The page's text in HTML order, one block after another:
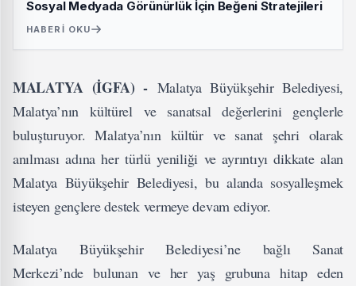
Sosyal Medyada Görünürlük İçin Beğeni Stratejileri
HABERI OKU
MALATYA (İGFA) - Malatya Büyükşehir Belediyesi,
Malatya’nın kültürel ve sanatsal değerlerini gençlerle
buluşturuyor. Malatya’nın kültür ve sanat şehri olarak
anılması adına her türlü yeniliği ve ayrıntıyı dikkate alan
Malatya Büyükşehir Belediyesi, bu alanda sosyalleşmek
isteyen gençlere destek vermeye devam ediyor.
Malatya Büyükşehir Belediyesi’ne bağlı Sanat
Merkezi’nde bulunan ve her yaş grubuna hitap eden